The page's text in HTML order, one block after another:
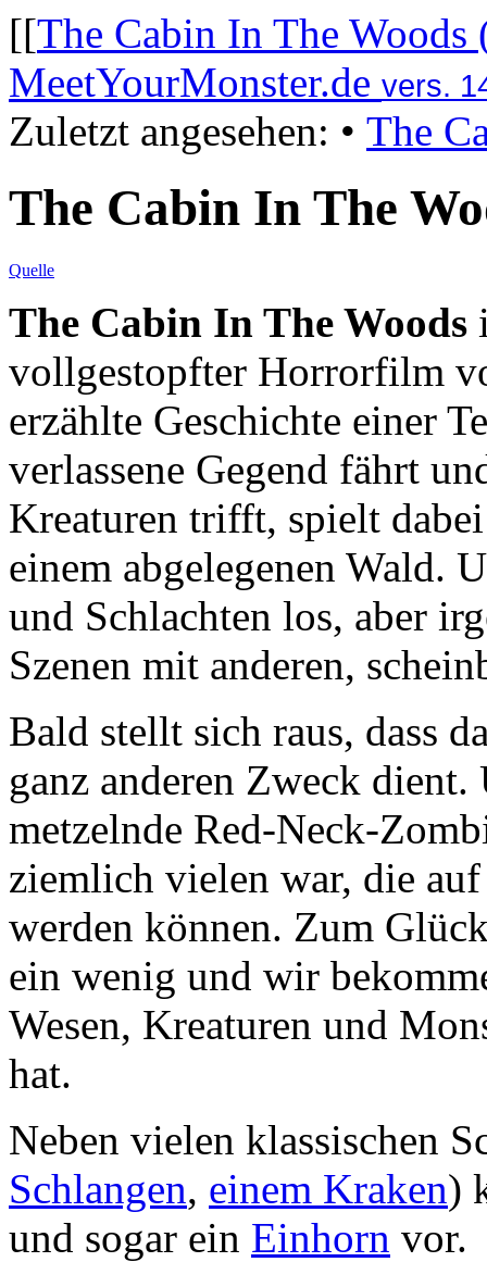
[[The Cabin In The Woods
MeetYourMonster.de vers.
Zuletzt angesehen: • The
The Cabin In The
Quelle
The Cabin In The Woods
vollgestopfter Horrorfilm
erzählte Geschichte einer
verlassene Gegend fährt
Kreaturen trifft, spielt
einem abgelegenen Wald.
und Schlachten los, aber
Szenen mit anderen,
Bald stellt sich raus, dass
ganz anderen Zweck dient.
metzelnde Red-Neck-
ziemlich vielen war, die auf
werden können. Zum
ein wenig und wir
Wesen, Kreaturen und
hat.
Neben vielen klassischen
Schlangen, einem Kraken)
und sogar ein Einhorn vor.